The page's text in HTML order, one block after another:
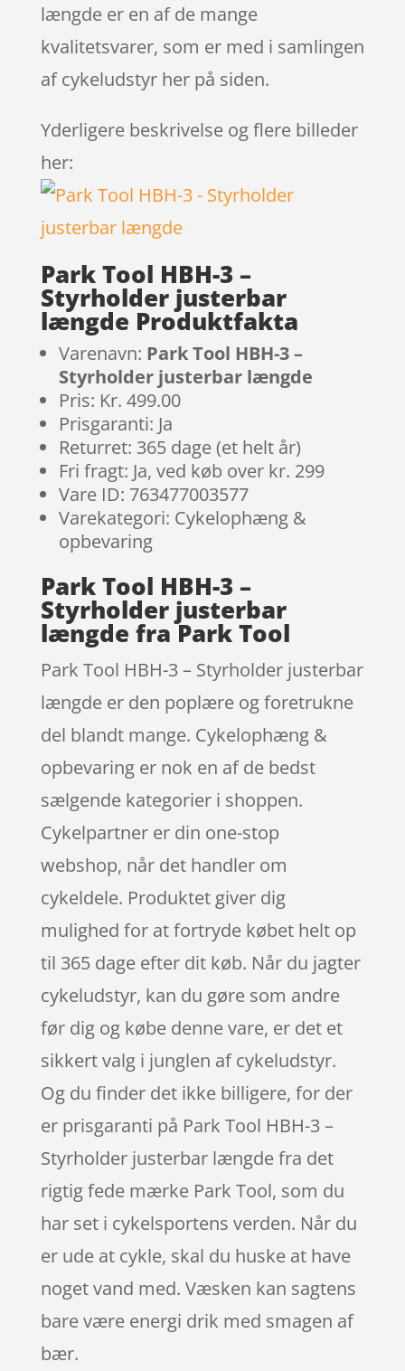
længde er en af de mange
kvalitetsvarer, som er med i samlingen
af cykeludstyr her på siden.
Yderligere beskrivelse og flere billeder
her:
Park Tool HBH-3 –
Styrholder justerbar
længde Produktfakta
Varenavn: Park Tool HBH-3 –
Styrholder justerbar længde
Pris: Kr. 499.00
Prisgaranti: Ja
Returret: 365 dage (et helt år)
Fri fragt: Ja, ved køb over kr. 299
Vare ID: 763477003577
Varekategori: Cykelophæng &
opbevaring
Park Tool HBH-3 –
Styrholder justerbar
længde fra Park Tool
Park Tool HBH-3 – Styrholder justerbar
længde er den poplære og foretrukne
del blandt mange. Cykelophæng &
opbevaring er nok en af de bedst
sælgende kategorier i shoppen.
Cykelpartner er din one-stop
webshop, når det handler om
cykeldele. Produktet giver dig
mulighed for at fortryde købet helt op
til 365 dage efter dit køb. Når du jagter
cykeludstyr, kan du gøre som andre
før dig og købe denne vare, er det et
sikkert valg i junglen af cykeludstyr.
Og du finder det ikke billigere, for der
er prisgaranti på Park Tool HBH-3 –
Styrholder justerbar længde fra det
rigtig fede mærke Park Tool, som du
har set i cykelsportens verden. Når du
er ude at cykle, skal du huske at have
noget vand med. Væsken kan sagtens
bare være energi drik med smagen af
bær.